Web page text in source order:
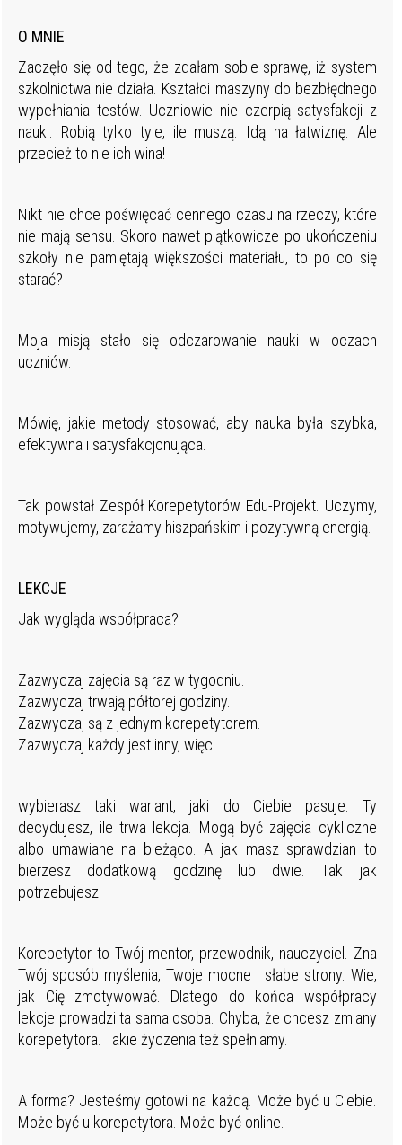
O MNIE
Zaczęło się od tego, że zdałam sobie sprawę, iż system
szkolnictwa nie działa. Kształci maszyny do bezbłędnego
wypełniania testów. Uczniowie nie czerpią satysfakcji z
nauki. Robią tylko tyle, ile muszą. Idą na łatwiznę. Ale
przecież to nie ich wina!
Nikt nie chce poświęcać cennego czasu na rzeczy, które
nie mają sensu. Skoro nawet piątkowicze po ukończeniu
szkoły nie pamiętają większości materiału, to po co się
starać?
Moja misją stało się odczarowanie nauki w oczach
uczniów.
Mówię, jakie metody stosować, aby nauka była szybka,
efektywna i satysfakcjonująca.
Tak powstał Zespół Korepetytorów Edu-Projekt. Uczymy,
motywujemy, zarażamy hiszpańskim i pozytywną energią.
LEKCJE
Jak wygląda współpraca?
Zazwyczaj zajęcia są raz w tygodniu.
Zazwyczaj trwają półtorej godziny.
Zazwyczaj są z jednym korepetytorem.
Zazwyczaj każdy jest inny, więc….
wybierasz taki wariant, jaki do Ciebie pasuje. Ty
decydujesz, ile trwa lekcja. Mogą być zajęcia cykliczne
albo umawiane na bieżąco. A jak masz sprawdzian to
bierzesz dodatkową godzinę lub dwie. Tak jak
potrzebujesz.
Korepetytor to Twój mentor, przewodnik, nauczyciel. Zna
Twój sposób myślenia, Twoje mocne i słabe strony. Wie,
jak Cię zmotywować. Dlatego do końca współpracy
lekcje prowadzi ta sama osoba. Chyba, że chcesz zmiany
korepetytora. Takie życzenia też spełniamy.
A forma? Jesteśmy gotowi na każdą. Może być u Ciebie.
Może być u korepetytora. Może być online.